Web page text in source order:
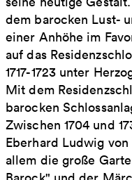
dem barocken Lust-
einer Anhöhe im
auf das
1717-1723 unter
Mit dem
barocken
Zwischen 1704 und
Eberhard Ludwig
allem die große